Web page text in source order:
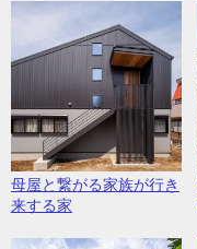
母屋と繋がる家族が行き
来する家